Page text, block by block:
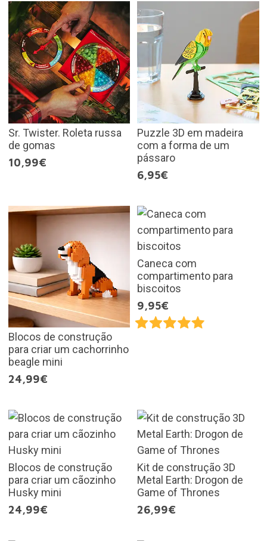
Sr. Twister. Roleta russa
de gomas
10,99€
Puzzle 3D em madeira
com a forma de um
pássaro
6,95€
Blocos de construção
para criar um cachorrinho
beagle mini
24,99€
Caneca com
compartimento para
biscoitos
9,95€
Blocos de construção
para criar um cãozinho
Husky mini
24,99€
Kit de construção 3D
Metal Earth: Drogon de
Game of Thrones
26,99€